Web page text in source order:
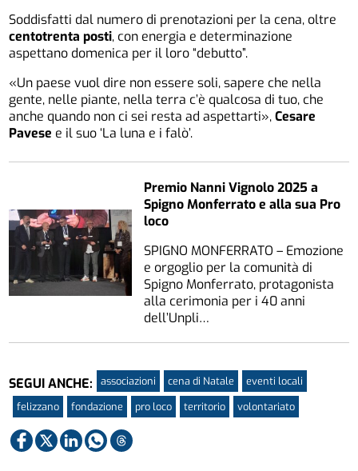
Soddisfatti dal numero di prenotazioni per la cena, oltre
centotrenta posti, con energia e determinazione
aspettano domenica per il loro “debutto”.
«Un paese vuol dire non essere soli, sapere che nella
gente, nelle piante, nella terra c’è qualcosa di tuo, che
anche quando non ci sei resta ad aspettarti»,Cesare
Pavese e il suo ‘La luna e i falò’.
Premio Nanni Vignolo 2025 a
Spigno Monferrato e alla sua Pro
loco
SPIGNO MONFERRATO – Emozione
e orgoglio per la comunità di
Spigno Monferrato, protagonista
alla cerimonia per i 40 anni
dell’Unpli…
SEGUI ANCHE: associazioni cena di Natale
eventi locali
felizzano
fondazione pro loco territorio volontariato